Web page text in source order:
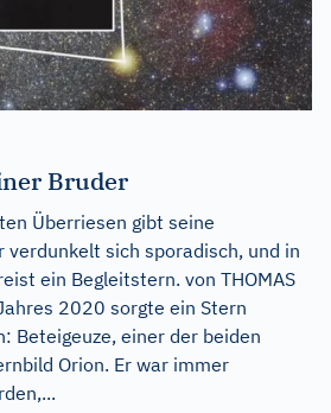
Bruder
Überriesen gibt seine
verdunkelt sich sporadisch, und in
ein Begleitstern. von THOMAS
2020 sorgte ein Stern
Beteigeuze, einer der beiden
Orion. Er war immer